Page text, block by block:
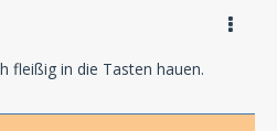
fleißig in die Tasten hauen.